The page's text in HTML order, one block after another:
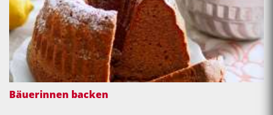
Bäuerinnen backen